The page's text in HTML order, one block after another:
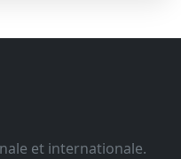
et internationale.